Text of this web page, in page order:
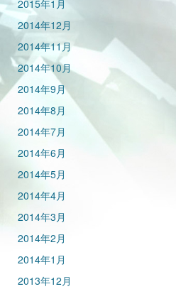
2015年1月
2014年12月
2014年11月
2014年10月
2014年9月
2014年8月
2014年7月
2014年6月
2014年5月
2014年4月
2014年3月
2014年2月
2014年1月
2013年12月